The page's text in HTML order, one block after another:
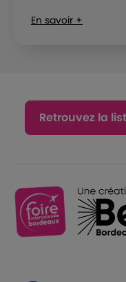
En savoir +
Retrouvez la